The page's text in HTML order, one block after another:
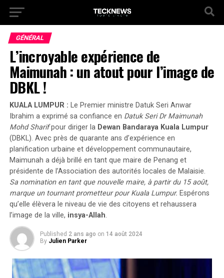
GÉNÉRAL
L’incroyable expérience de
Maimunah : un atout pour l’image de
DBKL !
KUALA LUMPUR : Le Premier ministre Datuk Seri Anwar
Ibrahim a exprimé sa confiance en Datuk Seri Dr Maimunah
Mohd Sharifpour diriger la Dewan Bandaraya Kuala Lumpur
(DBKL). Avec près de quarante ans d’expérience en
planification urbaine et développement communautaire,
Maimunah a déjà brillé en tant que maire de Penang et
présidente de l’Association des autorités locales de Malaisie.
Sa nomination en tant que nouvelle maire, à partir du 15 août,
marque un tournant prometteur pour Kuala Lumpur. Espérons
qu’elle élèvera le niveau de vie des citoyens et rehaussera
l’image de la ville, insya-Allah.
Published 2 ans ago on 14 août 2024
By Julien Parker